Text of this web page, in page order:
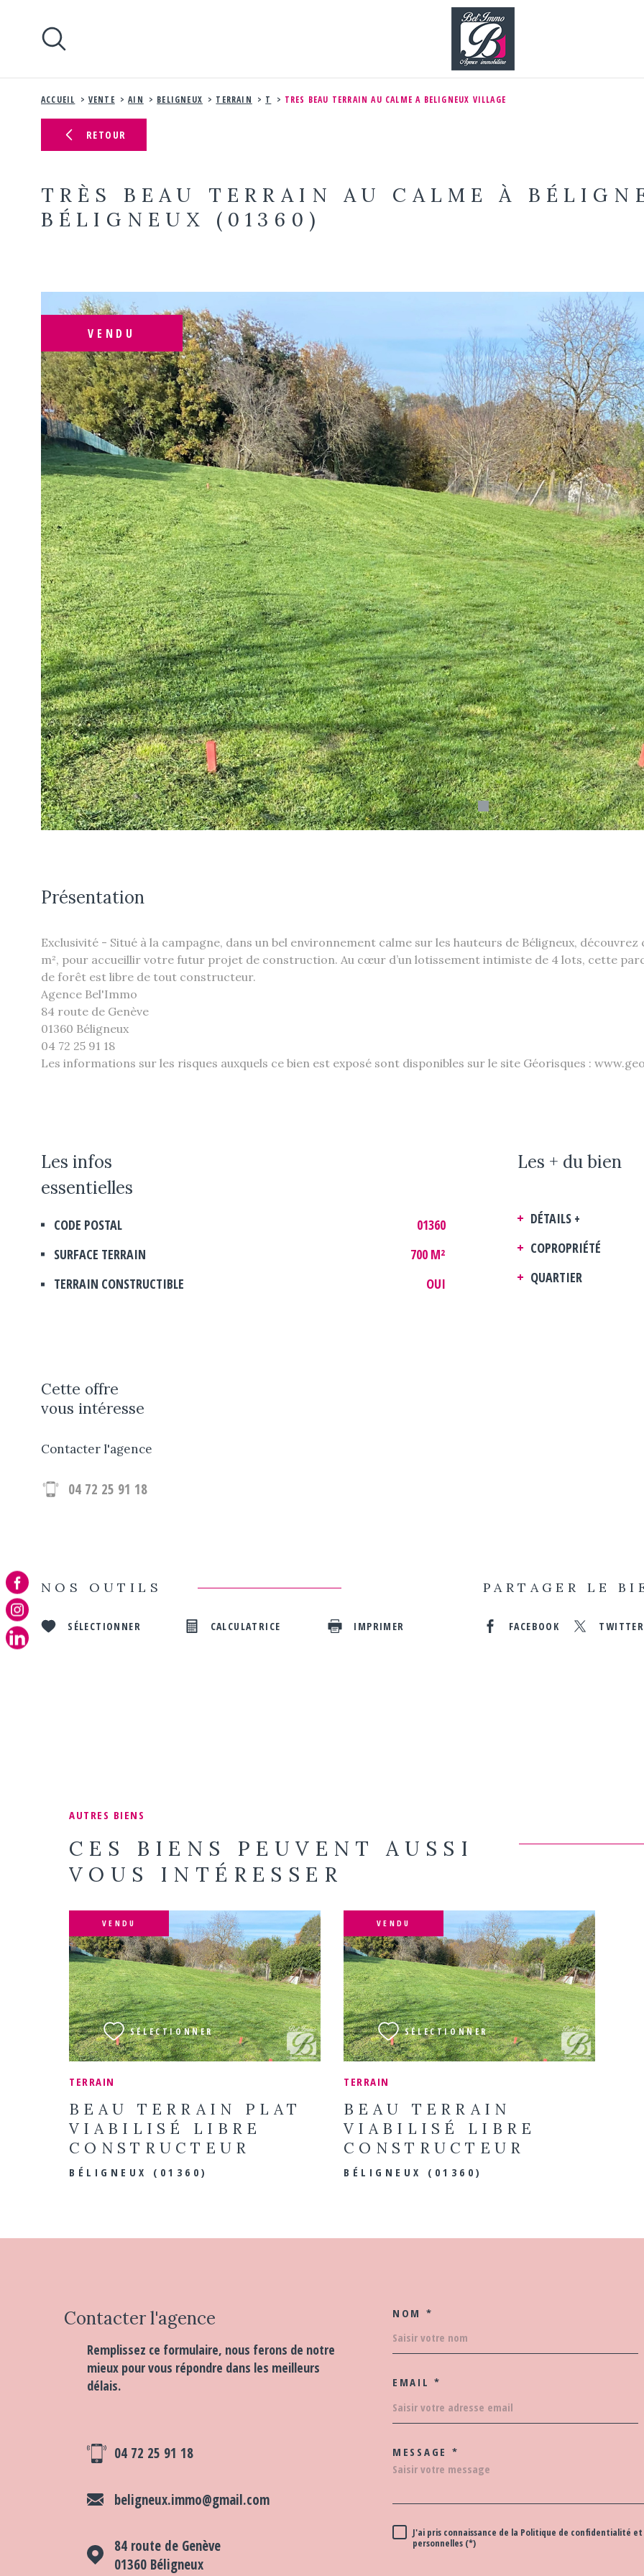
contenu
ACCUEIL VENTE AIN BELIGNEUX TERRAIN T TRES BEAU TERRAIN AU CALME A BELIGNEUX VILLAGE
RETOUR
TRÈS BEAU TERRAIN AU CALME À
BÉLIGNEUX (01360)
VENDU
Présentation
Exclusivité - Situé à la campagne, dans un bel environnement calme sur les hauteurs de Béligneux,
m², pour accueillir votre futur projet de construction. Au cœur d’un lotissement intimiste de 4 lots, cette
de forêt est libre de tout constructeur.
Agence Bel'Immo
84 route de Genève
01360 Béligneux
04 72 25 91 18
Les informations sur les risques auxquels ce bien est exposé sont disponibles sur le site Géorisques :
Les infos
essentielles
Caractérisque
CODE POSTAL
01360
SURFACE TERRAIN
700 M²
TERRAIN CONSTRUCTIBLE
OUI
Les + du bien
DÉTAILS +
COPROPRIÉTÉ
QUARTIER
Cette offre
vous intéresse
Contacter l'agence
04 72 25 91 18
NOS OUTILS
SÉLECTIONNER CALCULATRICE IMPRIMER
PARTAGER LE
FACEBOOK TWITTER
AUTRES BIENS
CES BIENS PEUVENT AUSSI
VOUS INTÉRESSER
TERRAIN
BEAU TERRAIN PLAT
VIABILISÉ LIBRE
CONSTRUCTEUR
BÉLIGNEUX (01360)
VENDU
SÉLECTIONNER
VOIR LE BIEN
TERRAIN
BEAU TERRAIN
VIABILISÉ LIBRE
CONSTRUCTEUR
BÉLIGNEUX (01360)
VENDU
SÉLECTIONNER
VOIR LE BIEN
Contacterl'agence
Remplissez ce formulaire, nous ferons de notre
mieux pour vous répondre dans les meilleurs
délais.
04 72 25 91 18
beligneux.immo@gmail.com
84 route de Genève
01360 Béligneux
NOM *
EMAIL *
MESSAGE *
RÈGLEMENTATION
J'ai pris connaissance de la Politique de confidentialité
personnelles (*)